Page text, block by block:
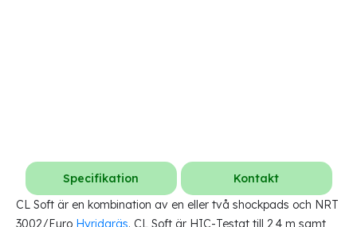
Specifikation
Kontakt
CL Soft är en kombination av en eller två shockpads och NRT
3002/Euro Hyridgräs. CL Soft är HIC-Testat till 2,4 m samt